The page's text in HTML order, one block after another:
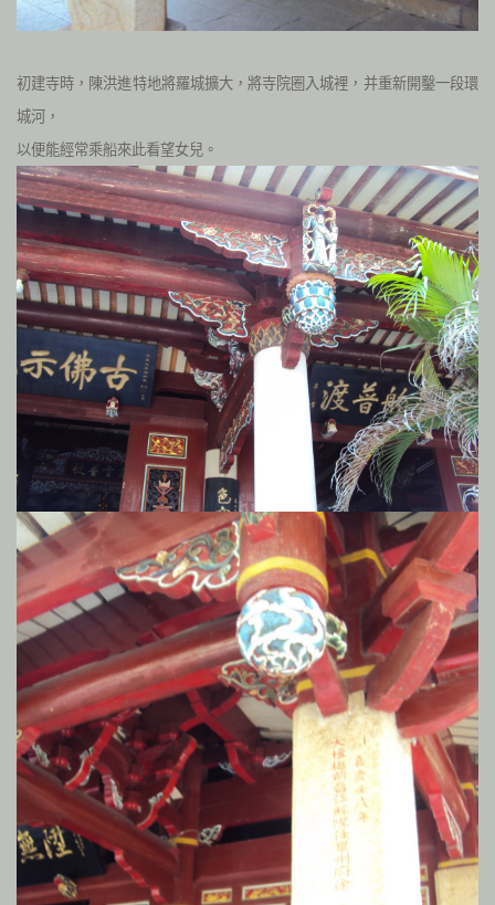
初建寺時，陳洪進特地將羅城擴大，將寺院圈入城裡，并重新開鑿一段環
城河，
以便能經常乘船來此看望女兒。